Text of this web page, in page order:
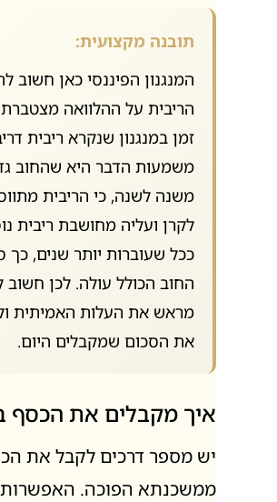
תובנה מקצועית:
המנגנון הפיננסי כאן חשוב
הריבית על ההלוואה
זמן במנגנון שנקרא ריבית
משמעות הדבר היא שהחוב
משנה לשנה, כי הריבית
לקרן ועליה מחושבת ריבית
ככל שעוברות יותר שנים, כך
החוב הכולל עולה. לכן חשוב
מראש את העלות האמיתית
את הסכום שמקבלים היום.
איך מקבלים את הכסף
יש מספר דרכים לקבל את
ממשכנתא הפוכה. האפשרות